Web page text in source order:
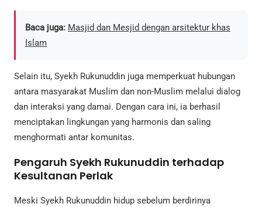
Baca juga: Masjid dan Mesjid dengan arsitektur khas
Islam
Selain itu, Syekh Rukunuddin juga memperkuat hubungan
antara masyarakat Muslim dan non-Muslim melalui dialog
dan interaksi yang damai. Dengan cara ini, ia berhasil
menciptakan lingkungan yang harmonis dan saling
menghormati antar komunitas.
Pengaruh Syekh Rukunuddin terhadap
Kesultanan Perlak
Meski Syekh Rukunuddin hidup sebelum berdirinya